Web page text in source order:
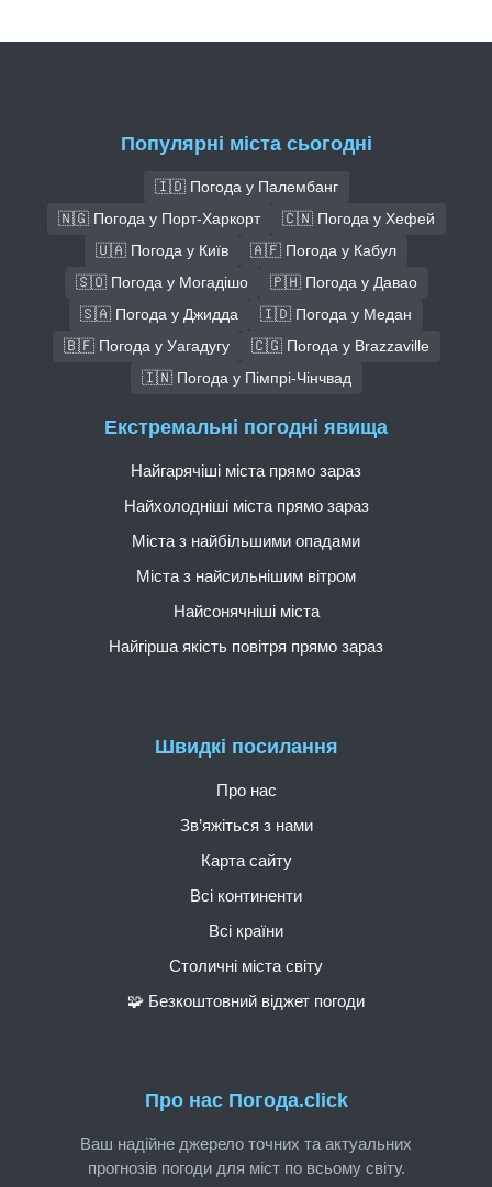
Популярні міста сьогодні
🇮🇩 Погода у Палембанг
🇳🇬 Погода у Порт-Харкорт
🇨🇳 Погода у Хефей
🇺🇦 Погода у Київ
🇦🇫 Погода у Кабул
🇸🇴 Погода у Могадішо
🇵🇭 Погода у Давао
🇸🇦 Погода у Джидда
🇮🇩 Погода у Медан
🇧🇫 Погода у Уагадугу
🇨🇬 Погода у Brazzaville
🇮🇳 Погода у Пімпрі-Чінчвад
Про нас Погода.click
Ваш надійне джерело точних та актуальних
прогнозів погоди для міст по всьому світу.
Швидкі посилання
Про нас
Зв’яжіться з нами
Карта сайту
Всі континенти
Всі країни
Столичні міста світу
🧩 Безкоштовний віджет погоди
Екстремальні погодні явища
Найгарячіші міста прямо зараз
Найхолодніші міста прямо зараз
Міста з найбільшими опадами
Міста з найсильнішим вітром
Найсонячніші міста
Найгірша якість повітря прямо зараз